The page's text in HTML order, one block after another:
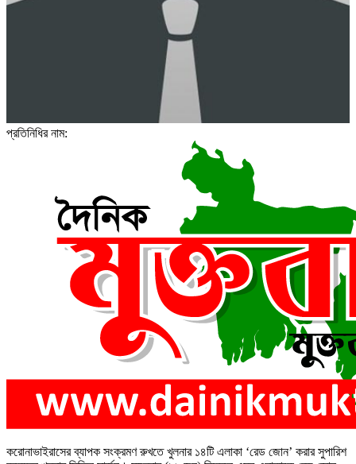
প্রতিনিধির নাম:
করোনাভাইরাসের ব্যাপক সংক্রমণ রুখতে খুলনার ১৪টি এলাকা ‘রেড জোন’ করার সুপারিশ